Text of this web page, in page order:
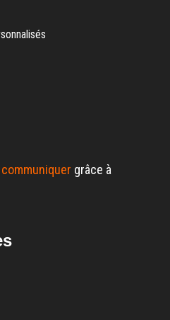
grâce à